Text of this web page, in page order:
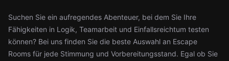
Suchen Sie ein aufregendes Abenteuer, bei dem Sie Ihre
Fähigkeiten in Logik, Teamarbeit und Einfallsreichtum testen
können? Bei uns finden Sie die beste Auswahl an Escape
Rooms für jede Stimmung und Vorbereitungsstand. Egal ob Sie